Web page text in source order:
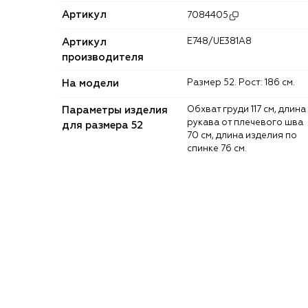
Артикул 7084405
Артикул
производителя
E748/UE381A8
На модели Размер 52. Рост: 186 см.
Параметры изделия
для размера 52
Обхват груди 117 см, длина
рукава от плечевого шва
70 см, длина изделия по
спинке 76 см.